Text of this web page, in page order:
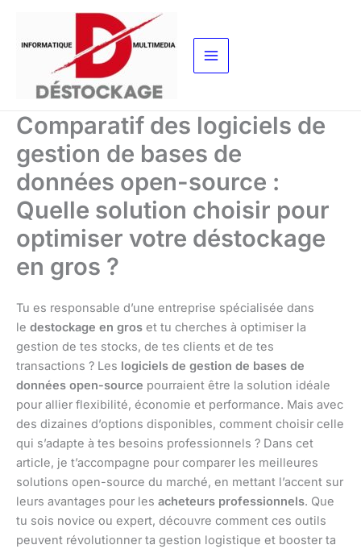
contenu
Comparatif des logiciels de
gestion de bases de
données open-source :
Quelle solution choisir pour
optimiser votre déstockage
en gros ?
Tu es responsable d’une entreprise spécialisée dans
le destockage en gros et tu cherches à optimiser la
gestion de tes stocks, de tes clients et de tes
transactions ? Les logiciels de gestion de bases de
données open-source pourraient être la solution idéale
pour allier flexibilité, économie et performance. Mais avec
des dizaines d’options disponibles, comment choisir celle
qui s’adapte à tes besoins professionnels ? Dans cet
article, je t’accompagne pour comparer les meilleures
solutions open-source du marché, en mettant l’accent sur
leurs avantages pour les acheteurs professionnels. Que
tu sois novice ou expert, découvre comment ces outils
peuvent révolutionner ta gestion logistique et booster ta